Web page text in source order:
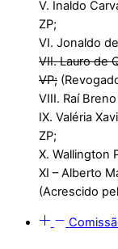
V. Inaldo
ZP;
VI. Jonaldo
VII. Lauro de
VP;
VIII. Raí
IX. Valéria
ZP;
X. Wallington
XI – Alberto
(Acrescido